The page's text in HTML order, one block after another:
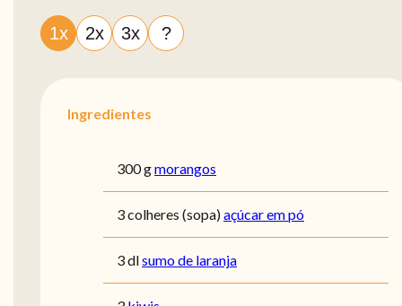
1x 2x 3x ?
Ingredientes
300 gmorangos
3 colheres (sopa)açúcar em pó
3 dlsumo de laranja